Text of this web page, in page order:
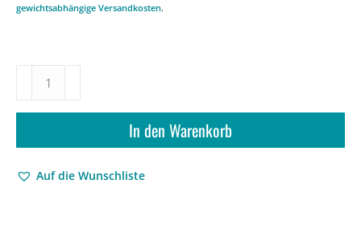
gewichtsabhängige Versandkosten.
in
Traditionen
In den Warenkorb
Auf die Wunschliste